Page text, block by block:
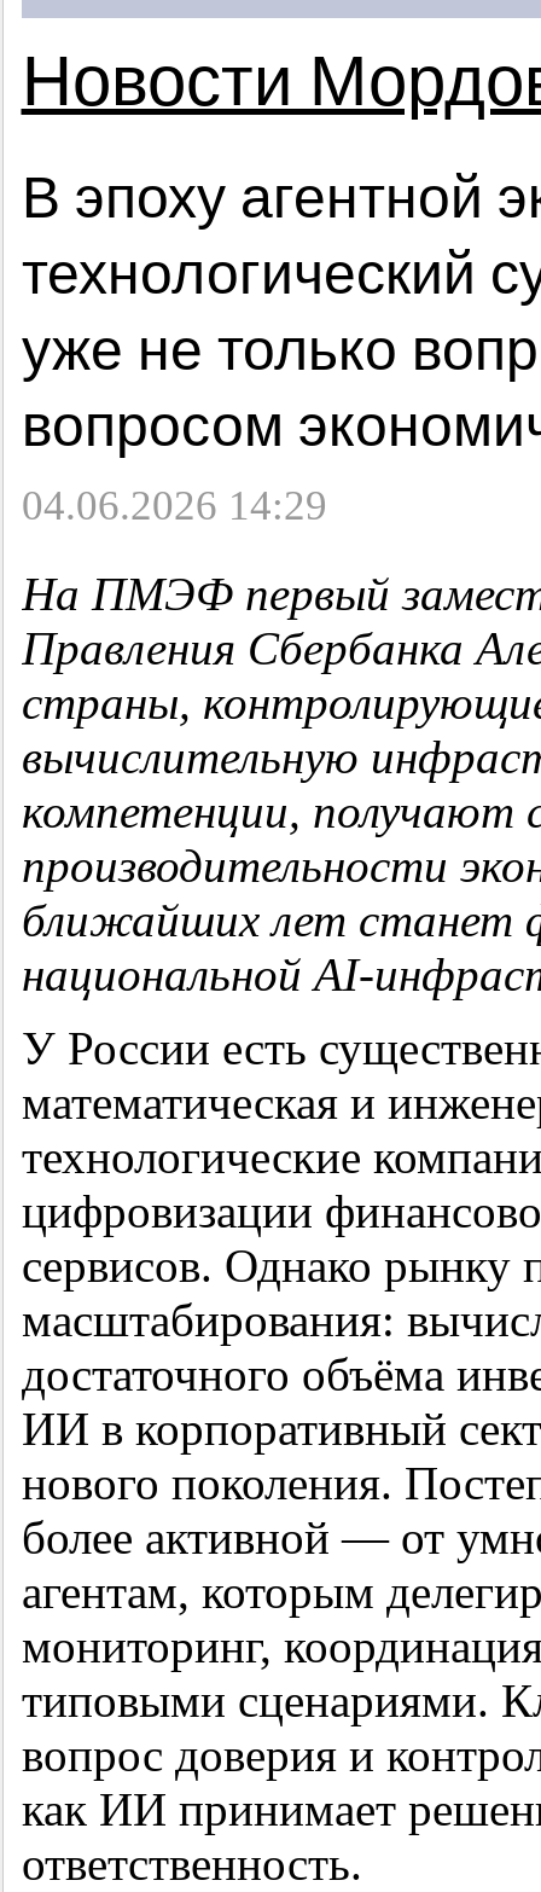
Новости
В эпоху агентной
технологический
уже не только
вопросом
04.06.2026 14:29
На ПМЭФ первый
Правления Сбербанка
страны,
вычислительную
компетенции, получают
производительности
ближайших лет станет
национальной AI-
У России есть
математическая и
технологические
цифровизации
сервисов. Однако рынку
масштабирования:
достаточного объёма
ИИ в корпоративный
нового поколения.
более активной — от
агентам, которым
мониторинг,
типовыми сценариями.
вопрос доверия и
как ИИ принимает
ответственность.